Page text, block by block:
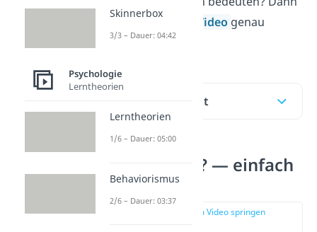
bist du hier und im
Video genau
richtig!
Inhaltsübersicht
Was ist MBTI? — einfach
erklärt
zur Stelle im Video springen
Skinnerbox
3/3 – Dauer: 04:42
Psychologie
Lerntheorien
Lerntheorien
1/6 – Dauer: 05:00
Behaviorismus
2/6 – Dauer: 03:37